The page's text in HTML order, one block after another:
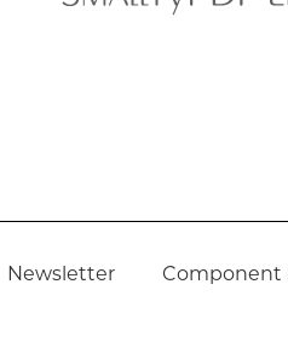
Newsletter Component